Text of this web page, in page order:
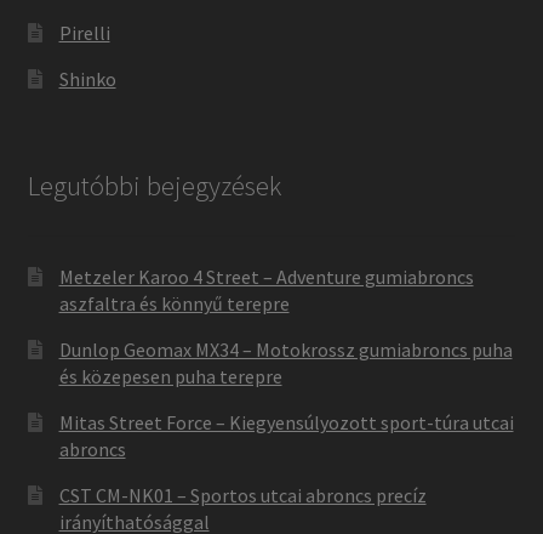
Pirelli
Shinko
Legutóbbi bejegyzések
Metzeler Karoo 4 Street – Adventure gumiabroncs
aszfaltra és könnyű terepre
Dunlop Geomax MX34 – Motokrossz gumiabroncs puha
és közepesen puha terepre
Mitas Street Force – Kiegyensúlyozott sport-túra utcai
abroncs
CST CM-NK01 – Sportos utcai abroncs precíz
irányíthatósággal